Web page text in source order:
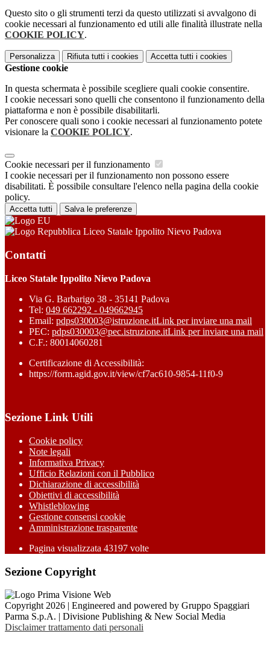
Questo sito o gli strumenti terzi da questo utilizzati si avvalgono di
cookie necessari al funzionamento ed utili alle finalità illustrate nella
COOKIE POLICY.
Personalizza Rifiuta tutti i cookies Accetta tutti i cookies
Gestione cookie
In questa schermata è possibile scegliere quali cookie consentire.
I cookie necessari sono quelli che consentono il funzionamento della
piattaforma e non è possibile disabilitarli.
Per conoscere quali sono i cookie necessari al funzionamento potete
visionare la COOKIE POLICY.
Cookie necessari per il funzionamento
I cookie necessari per il funzionamento non possono essere
disabilitati. È possibile consultare l'elenco nella pagina della cookie
policy.
Accetta tutti Salva le preferenze
Liceo Statale Ippolito Nievo Padova
Contatti
Liceo Statale Ippolito Nievo Padova
Via G. Barbarigo 38 - 35141 Padova
Tel: 049 662292 - 049662945
Email: pdps030003@istruzione.itLink per inviare una mail
PEC: pdps030003@pec.istruzione.itLink per inviare una mail
C.F.: 80014060281
Certificazione di Accessibilità:
https://form.agid.gov.it/view/cf7ac610-9854-11f0-9
Sezione Link Utili
Cookie policy
Note legali
Informativa Privacy
Ufficio Relazioni con il Pubblico
Dichiarazione di accessibilità
Obiettivi di accessibilità
Whistleblowing
Gestione consensi cookie
Amministrazione trasparente
Pagina visualizzata 43197 volte
Sezione Copyright
Copyright 2026 | Engineered and powered by Gruppo Spaggiari
Parma S.p.A. | Divisione Publishing & New Social Media
Disclaimer trattamento dati personali